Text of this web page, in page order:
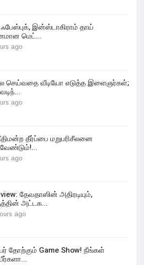
இன்ஸ்டாகிராம் தாய்
மெட்...
ago
செய்வதை வீடியோ எடுத்த இளைஞர்கள்;
ago
தீர்ப்பை மறுபரிசீலனை
ago
தேவதாஸின் அதிரடியும்,
அட்டக...
ago
தோற்கும் Game Show! நீங்கள்